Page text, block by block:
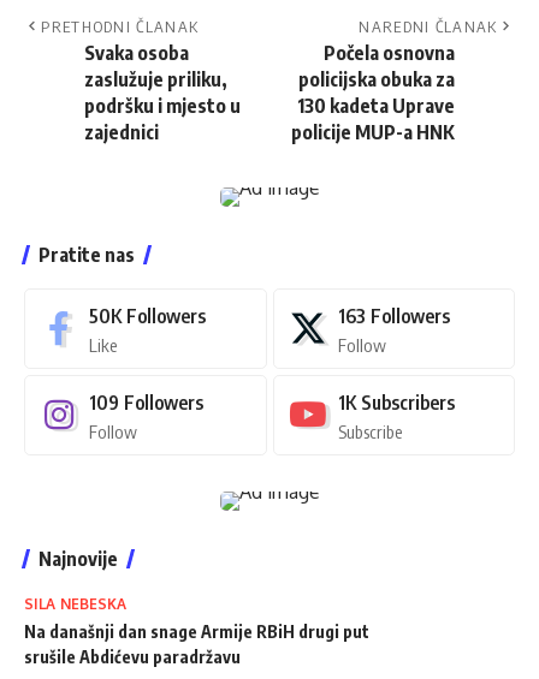
PRETHODNI ČLANAK
Svaka osoba
zaslužuje priliku,
podršku i mjesto u
zajednici
NAREDNI ČLANAK
Počela osnovna
policijska obuka za
130 kadeta Uprave
policije MUP-a HNK
Pratite nas
50K Followers
Like
163 Followers
Follow
109 Followers
Follow
1K Subscribers
Subscribe
Najnovije
SILA NEBESKA
Na današnji dan snage Armije RBiH drugi put
srušile Abdićevu paradržavu